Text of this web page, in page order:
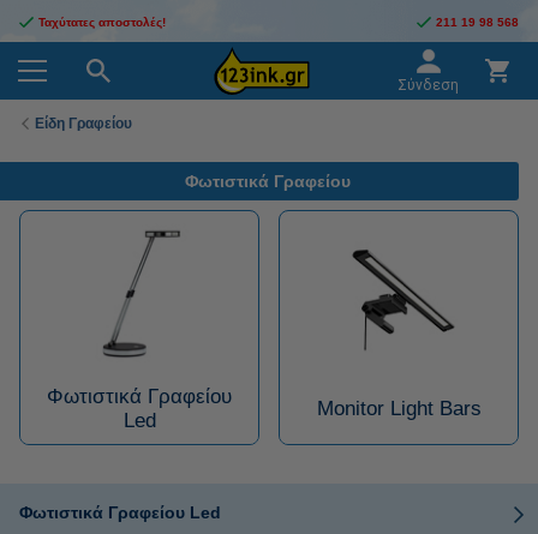
Ταχύτατες αποστολές! 211 19 98 568
Σύνδεση
Είδη Γραφείου
Φωτιστικά Γραφείου
Φωτιστικά Γραφείου
Led
Monitor Light Bars
Φωτιστικά Γραφείου Led